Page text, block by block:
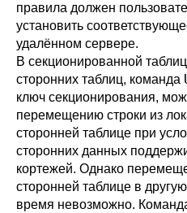
правила должен
установить
удалённом сервере.
В секционированной
сторонних таблиц, команда
ключ секционирования,
перемещению строки из
сторонней таблице при
сторонних данных
кортежей. Однако
сторонней таблице в
время невозможно.